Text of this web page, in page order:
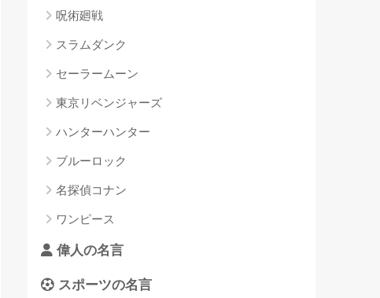
呪術廻戦
スラムダンク
セーラームーン
東京リベンジャーズ
ハンターハンター
ブルーロック
名探偵コナン
ワンピース
偉人の名言
スポーツの名言